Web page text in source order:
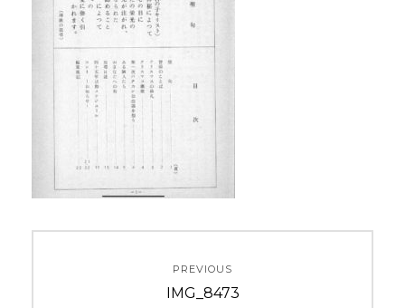
PREVIOUS
Previous
IMG_8473